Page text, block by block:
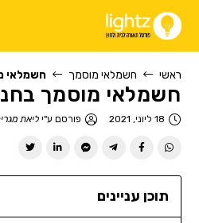
ראשי חשמלאי מוסמך חשמלאי
חשמלאי מוסמך
18 ליוני, 2021 פורסם ע"יליאת
תוכן עניינים